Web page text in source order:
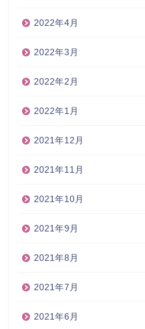
2022年4月
2022年3月
2022年2月
2022年1月
2021年12月
2021年11月
2021年10月
2021年9月
2021年8月
2021年7月
2021年6月